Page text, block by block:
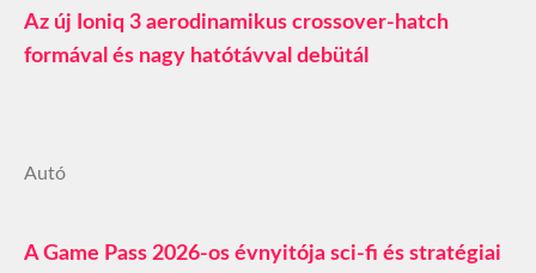
Az új Ioniq 3 aerodinamikus crossover-hatch
formával és nagy hatótávval debütál
Autó
A Game Pass 2026-os évnyitója sci-fi és stratégiai